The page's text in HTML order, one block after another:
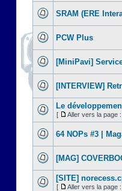
SRAM (ERE
PCW Plus
[MiniPavi]
[INTERVIEW]
Le
[ Aller vers la page :
64 NOPs #3 |
[MAG]
[SITE]
[ Aller vers la page :